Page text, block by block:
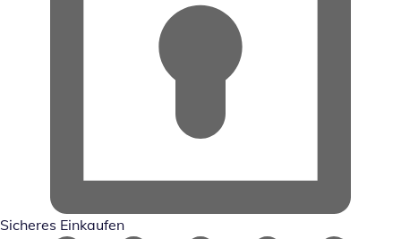
Sicheres Einkaufen